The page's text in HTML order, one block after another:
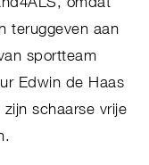
teruggeven aan
sportteam
Edwin de Haas
schaarse vrije